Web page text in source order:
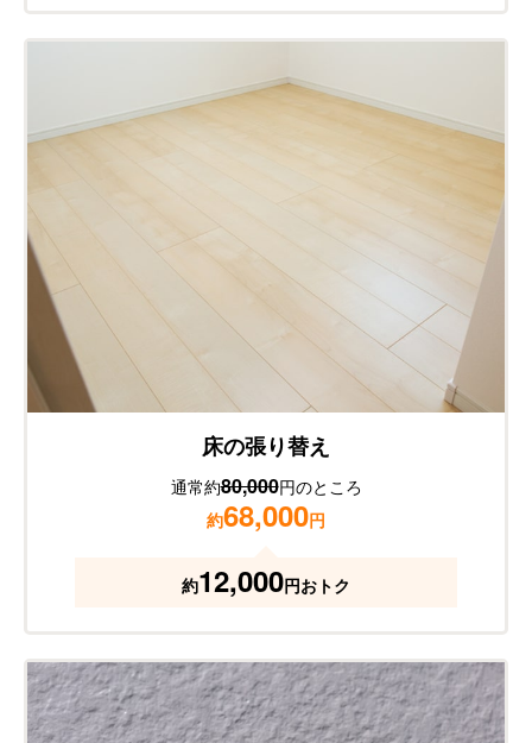
床の張り替え
通常約80,000円のところ
約68,000円
約12,000円おトク